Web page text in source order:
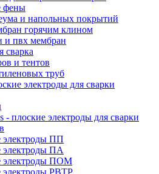
фены
и напольных покрытий
горячим клином
и пвх мембран
сварка
и тентов
труб
электроды для сварки
- плоские электроды для сварки
электроды ПП
электроды ПА
электроды ПОМ
электроды РВТР